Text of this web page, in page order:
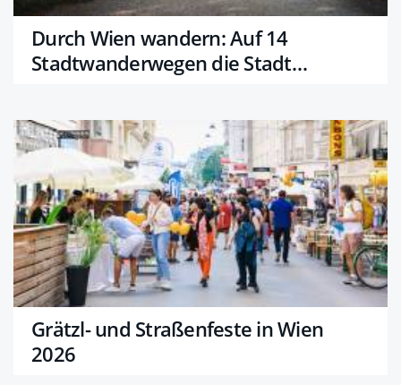
Durch Wien wandern: Auf 14
Stadtwanderwegen die Stadt
Grätzl- und Straßenfeste in Wien
2026